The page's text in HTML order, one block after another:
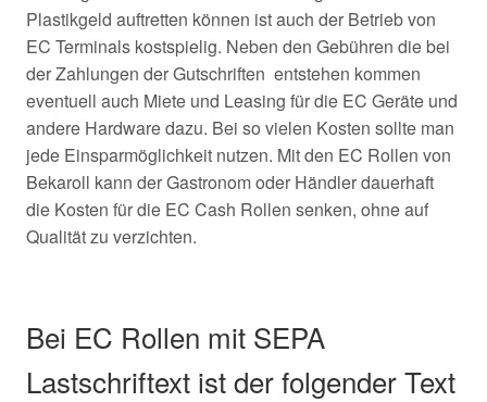
Plastikgeld auftretten können ist auch der Betrieb von
EC Terminals kostspielig. Neben den Gebühren die bei
der Zahlungen der Gutschriften entstehen kommen
eventuell auch Miete und Leasing für die EC Geräte und
andere Hardware dazu. Bei so vielen Kosten sollte man
jede Einsparmöglichkeit nutzen. Mit den EC Rollen von
Bekaroll kann der Gastronom oder Händler dauerhaft
die Kosten für die EC Cash Rollen senken, ohne auf
Qualität zu verzichten.
Bei EC Rollen mit SEPA
Lastschriftext ist der folgender Text